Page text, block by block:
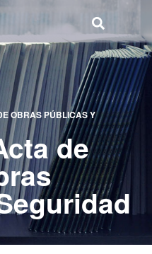
OBRAS PÚBLICAS Y
de